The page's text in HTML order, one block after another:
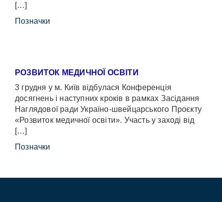
[…]
Позначки
РОЗВИТОК МЕДИЧНОЇ ОСВІТИ
3 грудня у м. Київ відбулася Конференція
досягнень і наступних кроків в рамках Засідання
Наглядової ради Україно-швейцарського Проєкту
«Розвиток медичної освіти». Участь у заході від
[…]
Позначки